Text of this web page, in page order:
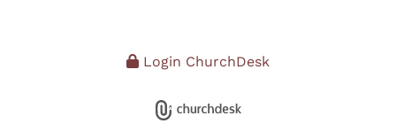
Login ChurchDesk